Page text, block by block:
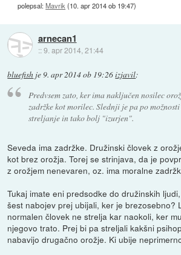
polepsal:Mavrik(10. apr 2014 ob 19:47)
arnecan1
::9. apr 2014, 21:44
bluefish je9. apr 2014 ob 19:26izjavil:
Predvsem zato, ker ima naključen nosilec
zadržke kot morilec. Slednji je pa po
streljanje in tako bolj "izurjen".
Seveda ima zadržke. Družinski človek z
kot brez orožja. Torej se strinjava, da je
z orožjem nenevaren, oz. ima moralne
Tukaj imate eni predsodke do družinskih
šest nabojev prej ubijali, ker je brezosebno?
normalen človek ne strelja kar naokoli, ker
njegovo trato. Prej bi pa streljali kakšni
nabavijo drugačno orožje. Ki ubije